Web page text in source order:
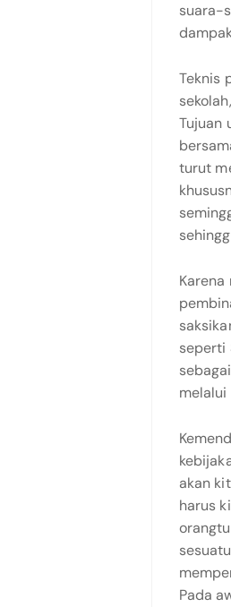
suara-
Teknis
Tujuan
turut
seperti
akan
harus
Pada